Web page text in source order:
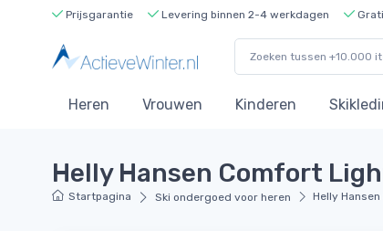
Prijsgarantie Levering binnen 2-4 werkdagen
Heren Vrouwen Kinderen
Helly Hansen Comfort
Startpagina Ski ondergoed voor heren Helly